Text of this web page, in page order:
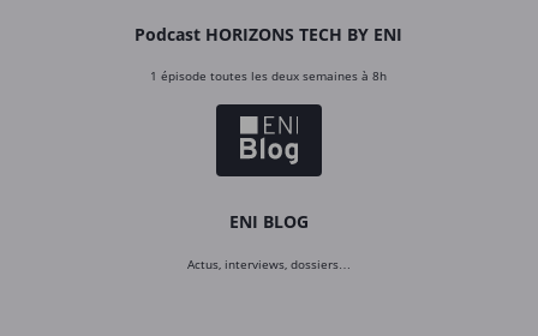
Podcast HORIZONS TECH BY ENI
1 épisode toutes les deux semaines à 8h
ENI BLOG
Actus, interviews, dossiers…